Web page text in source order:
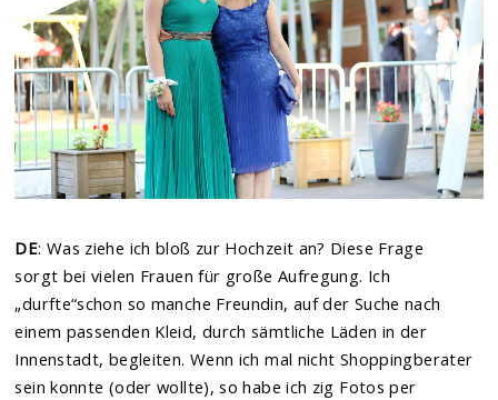
DE: Was ziehe ich bloß zur Hochzeit an? Diese Frage
sorgt bei vielen Frauen für große Aufregung. Ich
„durfte“schon so manche Freundin, auf der Suche nach
einem passenden Kleid, durch sämtliche Läden in der
Innenstadt, begleiten. Wenn ich mal nicht Shoppingberater
sein konnte (oder wollte), so habe ich zig Fotos per